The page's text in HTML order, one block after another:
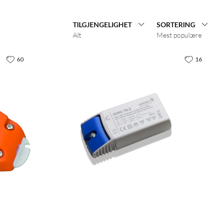
TILGJENGELIGHET
Alt
SORTERING
Mest populære
60 16